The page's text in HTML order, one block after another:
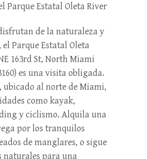
Parque Estatal Oleta River
de la naturaleza y
Parque Estatal Oleta
163rd St, North Miami
es una visita obligada.
ubicado al norte de Miami,
como kayak,
y ciclismo. Alquila una
por los tranquilos
de manglares, o sigue
naturales para una